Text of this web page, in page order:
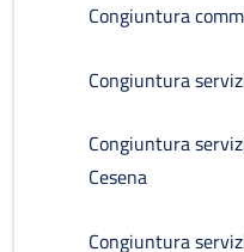
Congiuntura
Congiuntura
Congiuntura
Cesena
Congiuntura